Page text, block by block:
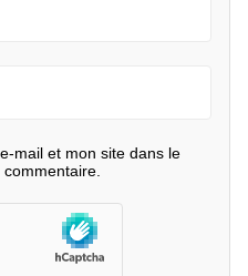
mail et mon site dans le